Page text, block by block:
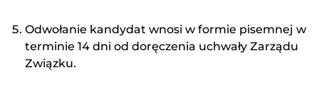
Odwołanie kandydat wnosi w formie pisemnej w
terminie 14 dni od doręczenia uchwały Zarządu
Związku.